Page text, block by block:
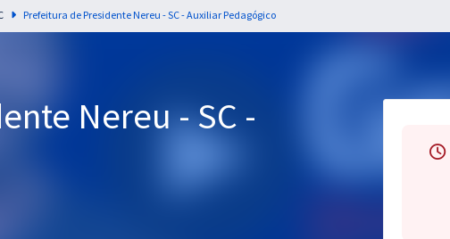
Prefeitura de Presidente Nereu - SC - Auxiliar Pedagógico
Nereu - SC -